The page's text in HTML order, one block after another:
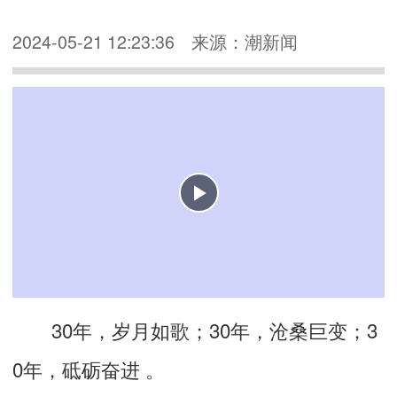
2024-05-21 12:23:36 来源：潮新闻
30年，岁月如歌；30年，沧桑巨变；3
0年，砥砺奋进 。